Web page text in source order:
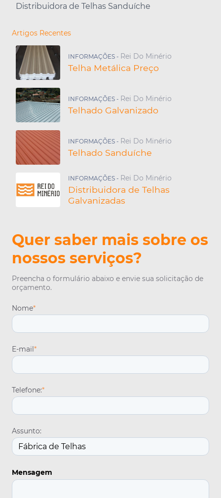
Distribuidora de Telhas Sanduíche
Artigos Recentes
INFORMAÇÕES - Rei Do Minério
Telha Metálica Preço
INFORMAÇÕES - Rei Do Minério
Telhado Galvanizado
INFORMAÇÕES - Rei Do Minério
Telhado Sanduíche
INFORMAÇÕES - Rei Do Minério
Distribuidora de Telhas
Galvanizadas
Quer saber mais sobre os
nossos serviços?
Preencha o formulário abaixo e envie sua solicitação de
orçamento.
Nome*
E-mail*
Telefone:*
Assunto:
Mensagem